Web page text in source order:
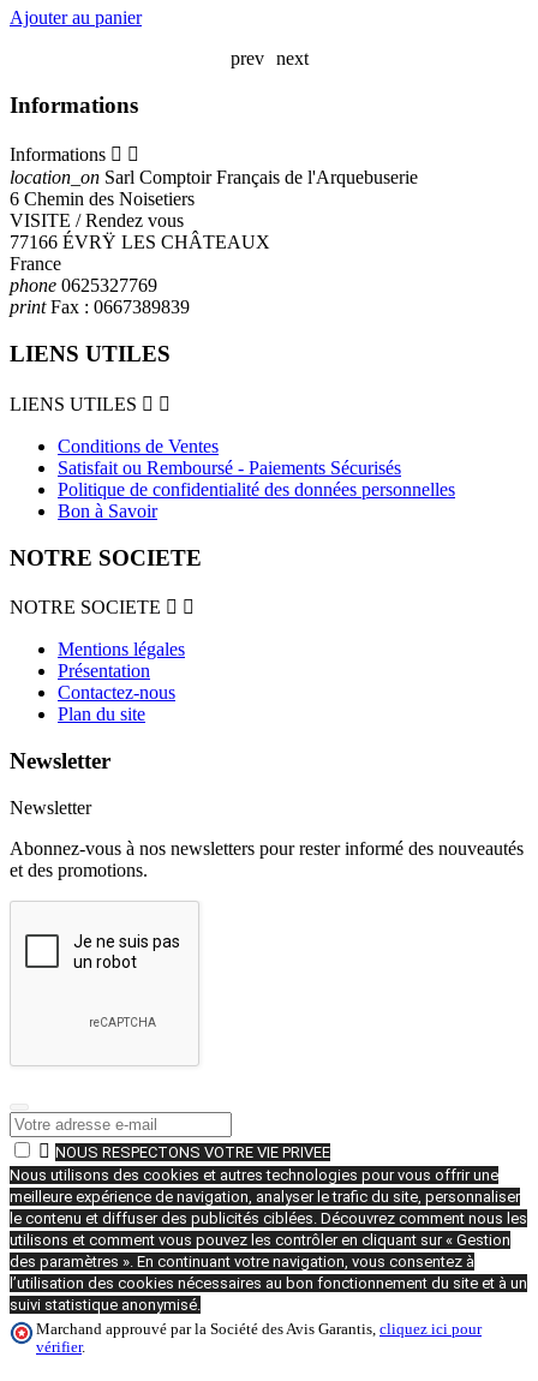
Ajouter au panier
prev
next
Informations
Informations  
location_on Sarl Comptoir Français de l'Arquebuserie
6 Chemin des Noisetiers
VISITE / Rendez vous
77166 ÉVRŸ LES CHÂTEAUX
France
phone 0625327769
printFax : 0667389839
LIENS UTILES
LIENS UTILES  
Conditions de Ventes
Satisfait ou Remboursé - Paiements Sécurisés
Politique de confidentialité des données personnelles
Bon à Savoir
NOTRE SOCIETE
NOTRE SOCIETE  
Mentions légales
Présentation
Contactez-nous
Plan du site
Newsletter
Newsletter
Abonnez-vous à nos newsletters pour rester informé des nouveautés
et des promotions.
 NOUS RESPECTONS VOTRE VIE PRIVEE
Nous utilisons des cookies et autres technologies pour vous offrir une
meilleure expérience de navigation, analyser le trafic du site, personnaliser
le contenu et diffuser des publicités ciblées. Découvrez comment nous les
utilisons et comment vous pouvez les contrôler en cliquant sur « Gestion
des paramètres ». En continuant votre navigation, vous consentez à
l’utilisation des cookies nécessaires au bon fonctionnement du site et à un
suivi statistique anonymisé.
Marchand approuvé par la Société des Avis Garantis, cliquez ici pour
vérifier.